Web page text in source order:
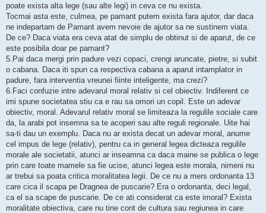
poate exista alta lege (sau alte legi) in ceva ce nu exista.
Tocmai asta este, culmea, pe pamant putem exista fara ajutor, dar daca
ne indepartam de Pamant avem nevoie de ajutor sa ne sustinem viata.
De ce? Daca viata era ceva atat de simplu de obtinut si de aparut, de ce
este posibila doar pe pamant?
5.Pai daca mergi prin padure vezi copaci, crengi aruncate, pietre, si subit
o cabana. Daca iti spun ca respectiva cabana a aparut intamplator in
padure, fara interventia vreunei fiinte inteligente, ma crezi?
6.Faci confuzie intre adevarul moral relativ si cel obiectiv. Indiferent ce
imi spune societatea stiu ca e rau sa omori un copil. Este un adevar
obiectiv, moral. Adevarul relativ moral se limiteaza la regulile sociale care
da, la arabi pot insemna sa te acoperi sau alte reguli regionale. Uite hai
sa-ti dau un exemplu. Daca nu ar exista decat un adevar moral, anume
cel impus de lege (relativ), pentru ca in general legea dicteaza regulile
morale ale societatii, atunci ar inseamna ca daca maine se publica o lege
prin care toate mamele sa fie ucise, atunci legea este morala, nimeni nu
ar trebui sa poata critica moralitatea legii. De ce nu a mers ordonanta 13
care cica il scapa pe Dragnea de puscarie? Era o ordonanta, deci legal,
ca el sa scape de puscarie. De ce ati considerat ca este imoral? Exista
moralitate obiectiva, care nu tine cont de cultura sau regiunea in care